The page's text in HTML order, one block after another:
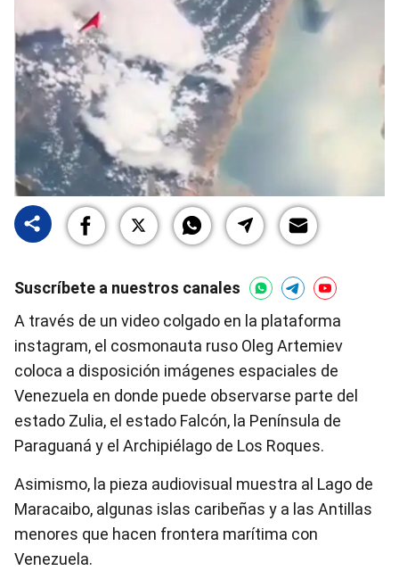
Suscríbete a nuestros canales
A través de un video colgado en la plataforma
instagram, el cosmonauta ruso Oleg Artemiev
coloca a disposición imágenes espaciales de
Venezuela en donde puede observarse parte del
estado Zulia, el estado Falcón, la Península de
Paraguaná y el Archipiélago de Los Roques.
Asimismo, la pieza audiovisual muestra al Lago de
Maracaibo, algunas islas caribeñas y a las Antillas
menores que hacen frontera marítima con
Venezuela.